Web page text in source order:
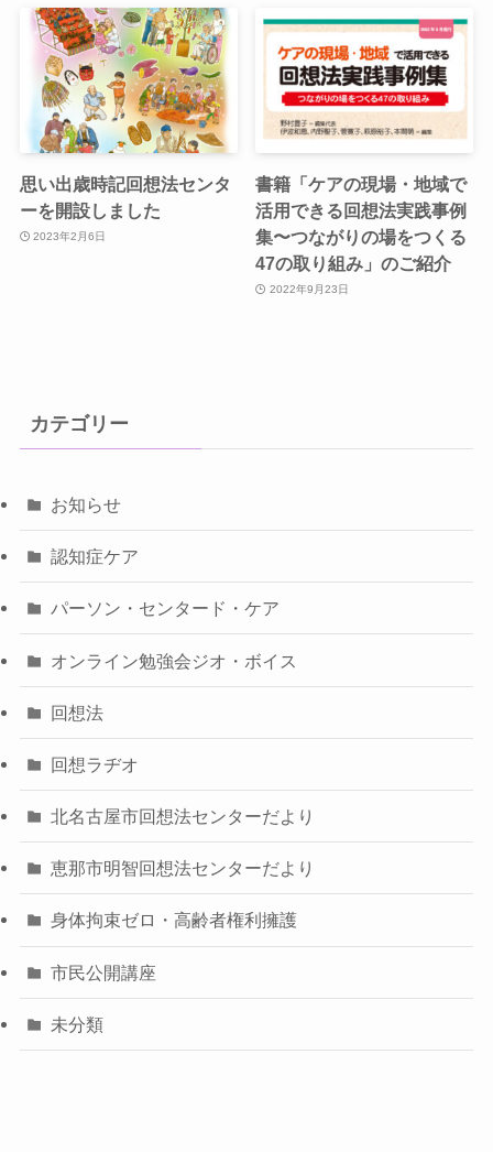
思い出歳時記回想法センタ
ーを開設しました
2023年2月6日
書籍「ケアの現場・地域で
活用できる回想法実践事例
集〜つながりの場をつくる
47の取り組み」のご紹介
2022年9月23日
カテゴリー
お知らせ
認知症ケア
パーソン・センタード・ケア
オンライン勉強会ジオ・ボイス
回想法
回想ラヂオ
北名古屋市回想法センターだより
恵那市明智回想法センターだより
身体拘束ゼロ・高齢者権利擁護
市民公開講座
未分類